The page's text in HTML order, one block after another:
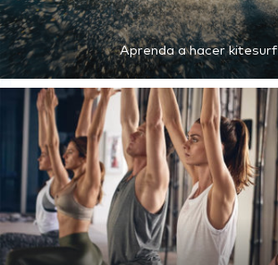
Aprenda a hacer kitesurf